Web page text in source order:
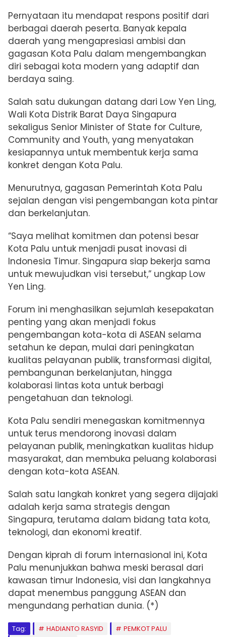
Pernyataan itu mendapat respons positif dari
berbagai daerah peserta. Banyak kepala
daerah yang mengapresiasi ambisi dan
gagasan Kota Palu dalam mengembangkan
diri sebagai kota modern yang adaptif dan
berdaya saing.
Salah satu dukungan datang dari Low Yen Ling,
Wali Kota Distrik Barat Daya Singapura
sekaligus Senior Minister of State for Culture,
Community and Youth, yang menyatakan
kesiapannya untuk membentuk kerja sama
konkret dengan Kota Palu.
Menurutnya, gagasan Pemerintah Kota Palu
sejalan dengan visi pengembangan kota pintar
dan berkelanjutan.
“Saya melihat komitmen dan potensi besar
Kota Palu untuk menjadi pusat inovasi di
Indonesia Timur. Singapura siap bekerja sama
untuk mewujudkan visi tersebut,” ungkap Low
Yen Ling.
Forum ini menghasilkan sejumlah kesepakatan
penting yang akan menjadi fokus
pengembangan kota-kota di ASEAN selama
setahun ke depan, mulai dari peningkatan
kualitas pelayanan publik, transformasi digital,
pembangunan berkelanjutan, hingga
kolaborasi lintas kota untuk berbagi
pengetahuan dan teknologi.
Kota Palu sendiri menegaskan komitmennya
untuk terus mendorong inovasi dalam
pelayanan publik, meningkatkan kualitas hidup
masyarakat, dan membuka peluang kolaborasi
dengan kota-kota ASEAN.
Salah satu langkah konkret yang segera dijajaki
adalah kerja sama strategis dengan
Singapura, terutama dalam bidang tata kota,
teknologi, dan ekonomi kreatif.
Dengan kiprah di forum internasional ini, Kota
Palu menunjukkan bahwa meski berasal dari
kawasan timur Indonesia, visi dan langkahnya
dapat menembus panggung ASEAN dan
mengundang perhatian dunia. (*)
Tag: HADIANTO RASYID
PEMKOT PALU